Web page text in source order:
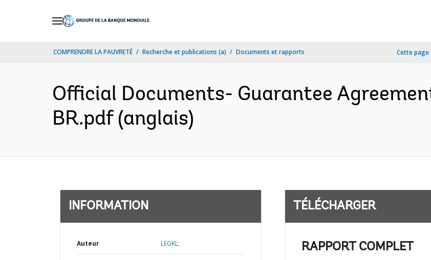
COMPRENDRE LA PAUVRETÉ Recherche et publications (a) Documents et rapports Cette page
Official Documents- Guarantee
BR.pdf (anglais)
INFORMATION
Auteur LEGKL;
TÉLÉCHARGER
RAPPORT COMPLET